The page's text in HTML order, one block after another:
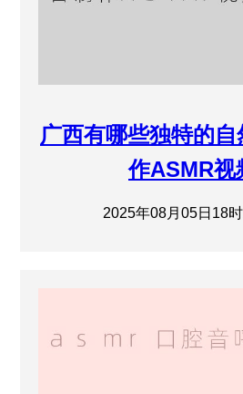
广西有哪些独特的自
作ASMR视
2025年08月05日18